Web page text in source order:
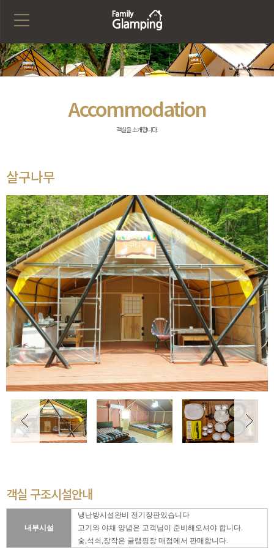
Accommodation
객실을 소개합니다.
살구나무
객실 구조시설안내
내부시설
냉난방시설완비 전기장판있습니다
고기와 야채 양념은 고객님이 준비해오셔야 합니다.
숯,석쇠,장작은 글램핑장 매점에서 판매합니다.